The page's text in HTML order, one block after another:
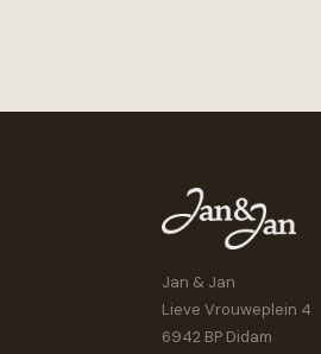
Jan & Jan
Lieve Vrouweplein 4
6942 BP Didam